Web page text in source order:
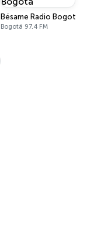
Bésame Radio Bogotá
Bogotá 97.4 FM